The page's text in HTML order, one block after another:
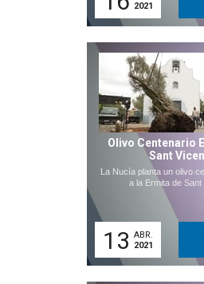
2021
Olivo Centenario
Sant
La Nucía planta un olivo
a la Ermita de Sant
13 ABR.
2021